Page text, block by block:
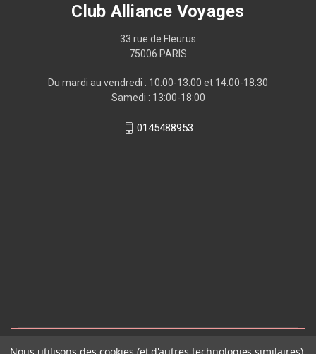
Club Alliance Voyages
33 rue de Fleurus
75006 PARIS
Du mardi au vendredi : 10:00-13:00 et 14:00-18:30
Samedi : 13:00-18:00
0145488953